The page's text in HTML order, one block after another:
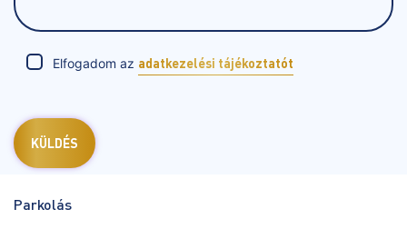
Elfogadom az adatkezelési tájékoztatót
Parkolás